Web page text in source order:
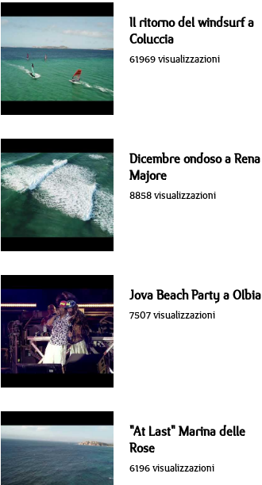
Il ritorno del windsurf a
Coluccia
61969 visualizzazioni
Dicembre ondoso a Rena
Majore
8858 visualizzazioni
Jova Beach Party a Olbia
7507 visualizzazioni
"At Last" Marina delle
Rose
6196 visualizzazioni